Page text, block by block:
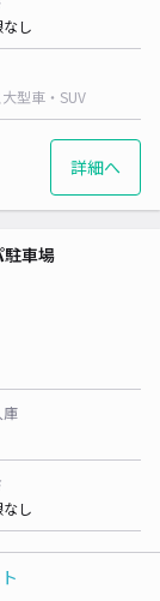
し
大型車・SUV
詳細へ
車場
庫
し
大型車・SUV